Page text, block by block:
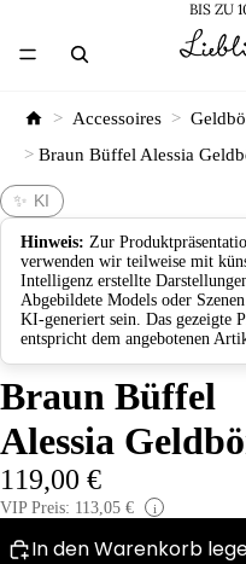
BIS ZU
> Accessoires >
> Braun Büffel Alessia
✨ KI
Hinweis: Zur
verwenden wir teilweise mit
Intelligenz erstellte
Abgebildete Models oder
KI-generiert sein. Das gezeigte
entspricht dem angebotenen
Braun Büffel
Alessia
119,00 €
VIP Preis: 113,05 € i
In den Warenkorb